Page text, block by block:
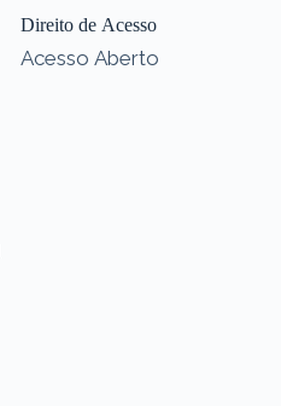
Direito de Acesso
Acesso Aberto